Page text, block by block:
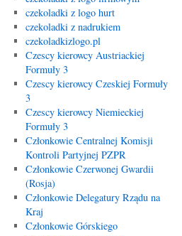
czekoladki z logo hurt
czekoladki z nadrukiem
czekoladkizlogo.pl
Czescy kierowcy Austriackiej
Formuły 3
Czescy kierowcy Czeskiej Formuły
3
Czescy kierowcy Niemieckiej
Formuły 3
Członkowie Centralnej Komisji
Kontroli Partyjnej PZPR
Członkowie Czerwonej Gwardii
(Rosja)
Członkowie Delegatury Rządu na
Kraj
Członkowie Górskiego